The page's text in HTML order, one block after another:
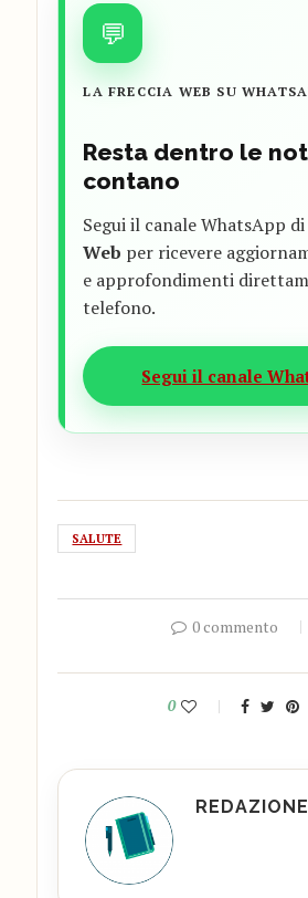
💬
LA FRECCIA WEB SU
Resta dentro le
contano
Segui il canale WhatsApp
Web per ricevere
e approfondimenti
telefono.
Segui il canale
SALUTE
0 commento
0
REDAZIONE